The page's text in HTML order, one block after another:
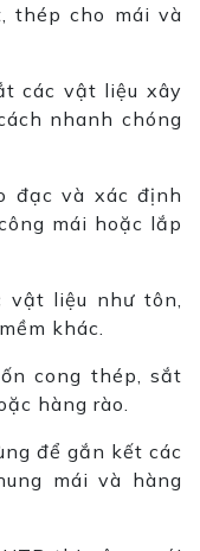
thép cho mái và
các vật liệu xây
nhanh chóng
đạc và xác định
mái hoặc lắp
vật liệu như tôn,
khác.
cong thép, sắt
hàng rào.
để gắn kết các
mái và hàng